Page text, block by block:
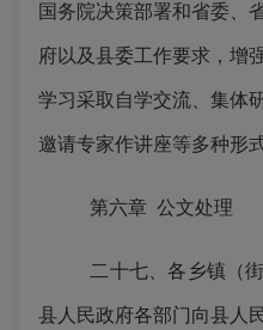
国务院决策部署和省委、
府以及县委工作要求，增
学习采取自学交流、集体
邀请专家作讲座等多种形
第六章 公文处理
二十七、各乡镇（
县人民政府各部门向县人